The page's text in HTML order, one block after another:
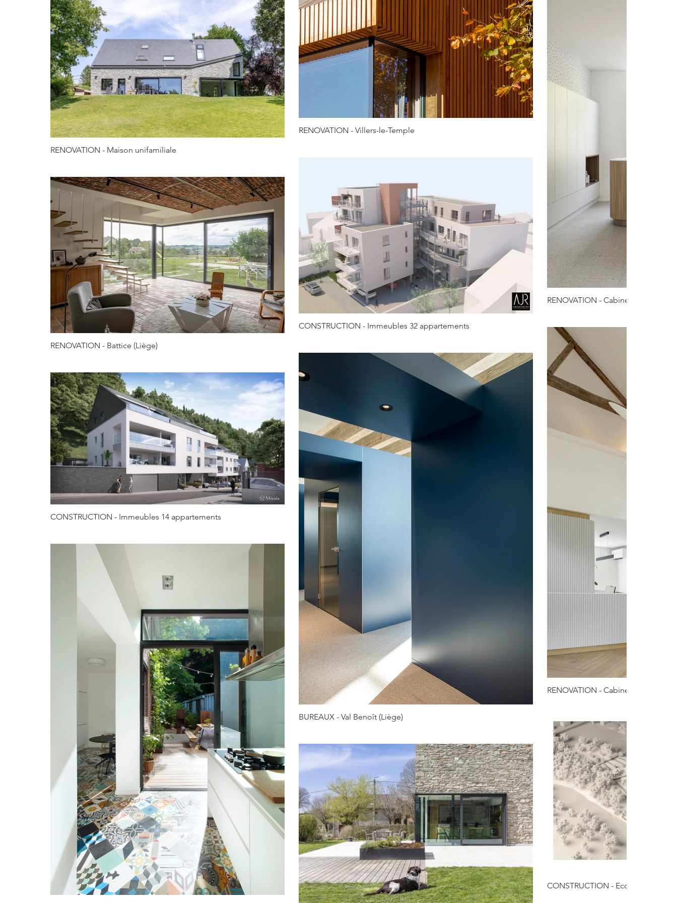
RENOVATION - Villers-le-Temple
RENOVATION - Cabinet
RENOVATION - Maison unifamiliale
CONSTRUCTION - Immeubles 32 appartements
RENOVATION - Battice (Liège)
RENOVATION - Cabinet
BUREAUX - Val Benoît (Liège)
CONSTRUCTION - Immeubles 14 appartements
CONSTRUCTION - Ecoquartier 54